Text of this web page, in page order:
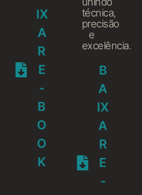
IX
A
R
E
-
B
O
O
K
técnica,
precisão
e
excelência.
B
A
IX
A
R
E
-